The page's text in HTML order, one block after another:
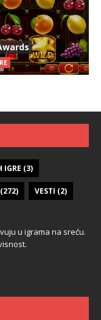
IGRE (3)
(272) VESTI (2)
u igrama na sreću.